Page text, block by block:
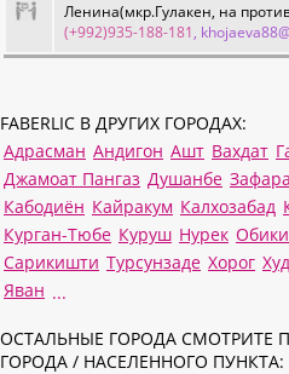
Ленина(мкр.Гулакен, на
(+992)935-188-181,
FABERLIC В ДРУГИХ ГОРОДАХ:
Адрасман Андигон Ашт Вахдат
Джамоат Пангаз Душанбе
Кабодиён Кайракум Калхозабад
Курган-Тюбе Куруш Нурек
Сарикишти Турсунзаде Хорог
Яван ...
ОСТАЛЬНЫЕ ГОРОДА СМОТРИТЕ
ГОРОДА / НАСЕЛЕННОГО ПУНКТА: